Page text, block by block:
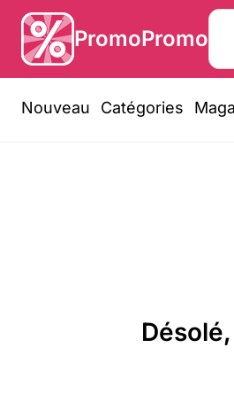
PromoPromo
Nouveau Catégories